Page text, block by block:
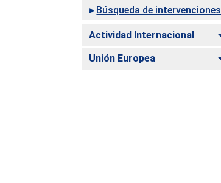
Búsqueda de intervenciones
Actividad Internacional
Unión Europea